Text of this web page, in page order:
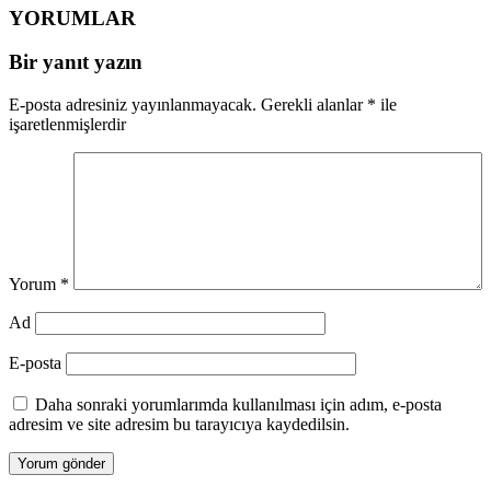
YORUMLAR
Bir yanıt yazın
E-posta adresiniz yayınlanmayacak. Gerekli alanlar * ile
işaretlenmişlerdir
Yorum *
Ad
E-posta
Daha sonraki yorumlarımda kullanılması için adım, e-posta
adresim ve site adresim bu tarayıcıya kaydedilsin.